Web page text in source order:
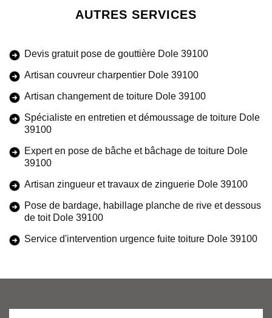
AUTRES SERVICES
Devis gratuit pose de gouttière Dole 39100
Artisan couvreur charpentier Dole 39100
Artisan changement de toiture Dole 39100
Spécialiste en entretien et démoussage de toiture Dole
39100
Expert en pose de bâche et bâchage de toiture Dole
39100
Artisan zingueur et travaux de zinguerie Dole 39100
Pose de bardage, habillage planche de rive et dessous
de toit Dole 39100
Service d'intervention urgence fuite toiture Dole 39100